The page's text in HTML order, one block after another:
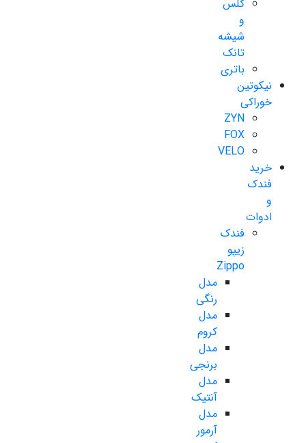
گلس
و
شیشه
تانک
باتری
نیکوتین
خوراکی
ZYN
FOX
VELO
خرید
فندک
و
ادوات
فندک
زیپو
Zippo
مدل
رنگی
مدل
کروم
مدل
برنجی
مدل
آنتیک
مدل
آرمور